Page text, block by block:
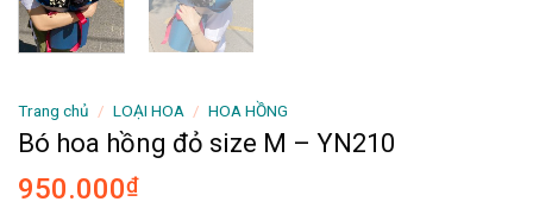
Trang chủ / LOẠI HOA / HOA HỒNG
Bó hoa hồng đỏ size M – YN210
950.000₫